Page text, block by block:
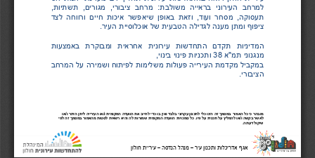
אגף אדריכלות ותכנון עיר –מנהל הנדסה – עיריית חולון 24.02.2020
למרחב
העירוני בראייה משולבת: מרחב ציבורי מגורים תשתיות
תעסוקה
מסחר ועוד וזאת באופן שיאפשר איכות חיים ורווחה לצד
ציפוף ומתן מענה לגדילה הטבעית של אוכלוסיית העיר
המדיניות תקדם התחדשות עירונית אחראית ומבוקרת
באמצעות
מנגנוני תמ"א 38 ותכניות פינוי בינוי
במקביל מקדמת העירייה פעולות משלימות לפיתוח ושמירה על המרחב
הציבורי
אגף אדריכלות ותכנון עיר – מנהל הנדסה – עיריית חולון
מובהר כי כל האמור במסמך זה הינו כלי לתכנון עקרוני בלבד ואין בו כדי לחייב את הוועדה המקומית ו/או העירייה ליתן היתר ו/או
לאשר בקשה ו/או להמליץ על תכנית על פיו .כל סמכויות הוועדה המקומית שמורות לה והיא רשאית לסטות מהאמור במסמך זה לפי
שיקול דעתה.